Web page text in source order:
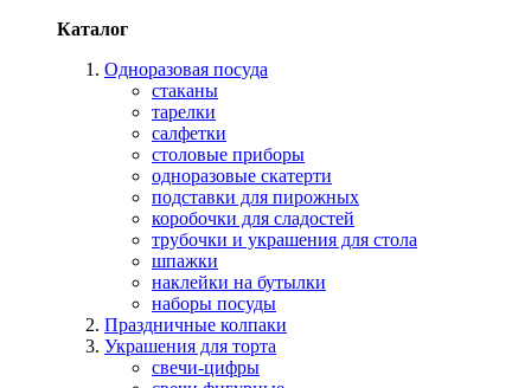
Каталог
Одноразовая посуда
стаканы
тарелки
салфетки
столовые приборы
одноразовые скатерти
подставки для пирожных
коробочки для сладостей
трубочки и украшения для стола
шпажки
наклейки на бутылки
наборы посуды
Праздничные колпаки
Украшения для торта
свечи-цифры